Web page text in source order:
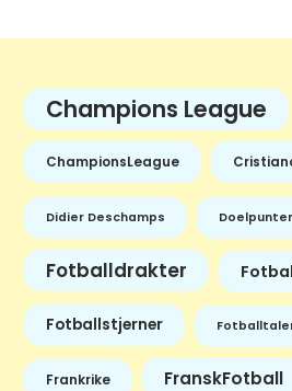
Champions League
ChampionsLeague
Didier Deschamps
Fotballdrakter
Fotballstjerner
Frankrike FranskFotball